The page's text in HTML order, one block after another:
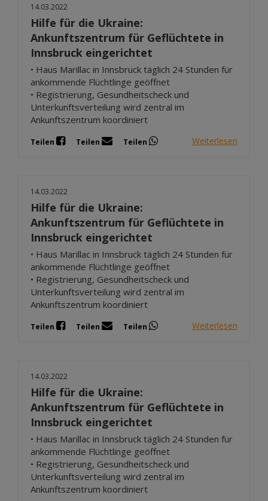
14.03.2022
Hilfe für die Ukraine:
Ankunftszentrum für Geflüchtete in
Innsbruck eingerichtet
• Haus Marillac in Innsbruck täglich 24 Stunden für
ankommende Flüchtlinge geöffnet
• Registrierung, Gesundheitscheck und
Unterkunftsverteilung wird zentral im
Ankunftszentrum koordiniert
Teilen Teilen Teilen Weiterlesen
14.03.2022
Hilfe für die Ukraine:
Ankunftszentrum für Geflüchtete in
Innsbruck eingerichtet
• Haus Marillac in Innsbruck täglich 24 Stunden für
ankommende Flüchtlinge geöffnet
• Registrierung, Gesundheitscheck und
Unterkunftsverteilung wird zentral im
Ankunftszentrum koordiniert
Teilen Teilen Teilen Weiterlesen
14.03.2022
Hilfe für die Ukraine:
Ankunftszentrum für Geflüchtete in
Innsbruck eingerichtet
• Haus Marillac in Innsbruck täglich 24 Stunden für
ankommende Flüchtlinge geöffnet
• Registrierung, Gesundheitscheck und
Unterkunftsverteilung wird zentral im
Ankunftszentrum koordiniert